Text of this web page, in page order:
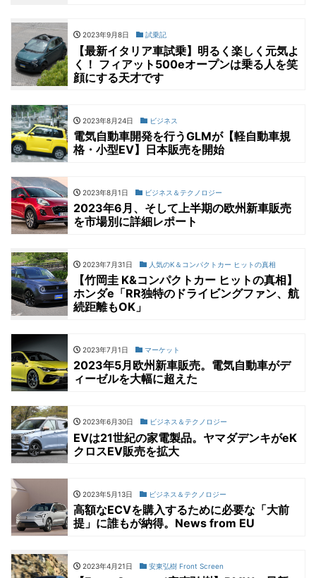
2023年9月8日 試乗記
【最新イタリア車試乗】明るく楽しく元気よ
く！ フィアット500eオープンは乗る人を笑
顔にする天才です
2023年8月24日 ビジネス
電気自動車開発を行うGLMが【軽自動車規
格・小型EV】日本販売を開始
2023年8月1日 ビジネス＆テクノロジー
2023年6月、そして上半期の欧州新車販売
を市場別に詳細レポート
2023年7月31日 人気のK＆コンパクトカー ヒットの真相
【竹岡圭 K&コンパクトカー ヒットの真相】
ホンダe「RR独特のドライビングファン、航
続距離もOK」
2023年7月1日 マーケット
2023年5月欧州新車販売。電気自動車がデ
ィーゼルを大幅に超えた
2023年6月30日 ビジネス＆テクノロジー
EVは21世紀の家電製品。ヤマダデンキがeK
クロスEV販売を拡大
2023年5月13日 ビジネス＆テクノロジー
高額なECVを購入するために必要な「大前
提」に誰もが納得。News from EU
2023年4月21日 安東弘樹 Front Screen